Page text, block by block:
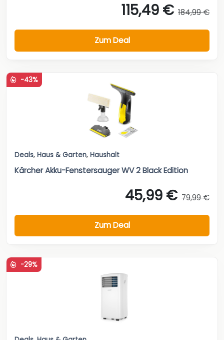
115,49 € 184,99 €
Zum Deal
-43%
Deals, Haus & Garten, Haushalt
Kärcher Akku-Fenstersauger WV 2 Black Edition
45,99 € 79,99 €
Zum Deal
-29%